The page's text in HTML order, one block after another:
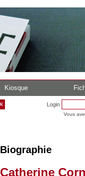
Kiosque
Login
Vous
Biographie
Catherine